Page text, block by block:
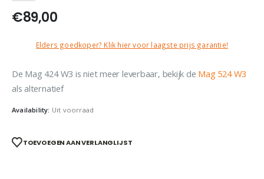
€89,00
Elders goedkoper? Klik hier voor laagste prijs garantie!
De Mag 424 W3 is niet meer leverbaar, bekijk de Mag 524 W3
als alternatief
Availability: Uit voorraad
TOEVOEGEN AAN VERLANGLIJST